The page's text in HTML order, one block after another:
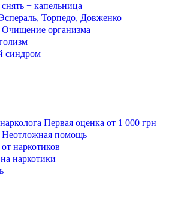
+ капельница
Торпедо, Довженко
Очищение организма
синдром
Первая оценка от 1 000 грн
Неотложная помощь
наркотиков
наркотики